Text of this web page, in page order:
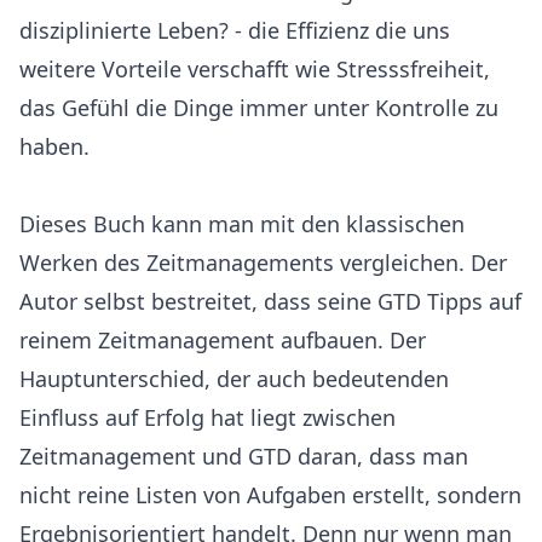
disziplinierte Leben? - die Effizienz die uns
weitere Vorteile verschafft wie Stresssfreiheit,
das Gefühl die Dinge immer unter Kontrolle zu
haben.
Dieses Buch kann man mit den klassischen
Werken des Zeitmanagements vergleichen. Der
Autor selbst bestreitet, dass seine GTD Tipps auf
reinem Zeitmanagement aufbauen. Der
Hauptunterschied, der auch bedeutenden
Einfluss auf Erfolg hat liegt zwischen
Zeitmanagement und GTD daran, dass man
nicht reine Listen von Aufgaben erstellt, sondern
Ergebnisorientiert handelt. Denn nur wenn man